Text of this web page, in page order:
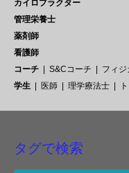
カイロプラクター
管理栄養士
薬剤師
看護師
コーチ
S&Cコーチ
フィジ
学生
医師 理学療法士
タグで検索